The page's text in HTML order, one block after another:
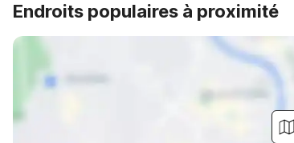
Endroits populaires à proximité